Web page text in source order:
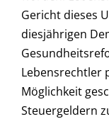
Gericht dieses
diesjährigen
Lebensrechtler
Möglichkeit
Steuergeldern